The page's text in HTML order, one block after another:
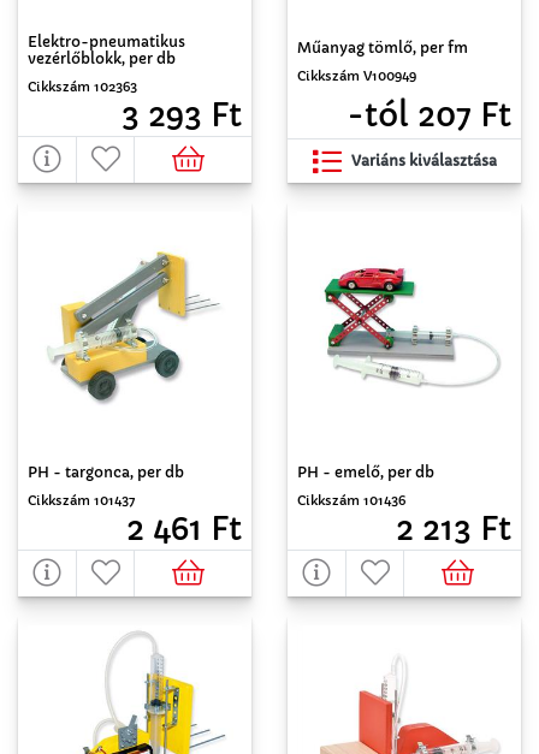
Elektro-pneumatikus
vezérlőblokk, per db
Cikkszám 102363
3 293 Ft
Műanyag tömlő, per fm
Cikkszám V100949
-tól 207 Ft
Variáns kiválasztása
PH - targonca, per db
Cikkszám 101437
2 461 Ft
PH - emelő, per db
Cikkszám 101436
2 213 Ft